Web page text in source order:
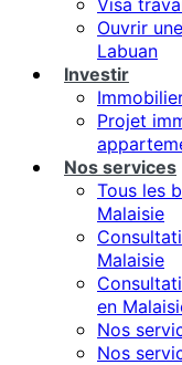
Visa
Ouvrir
Labuan
Investir
Projet
Nos services
Tous les
Malaisie
Malaisie
en
Nos
Nos